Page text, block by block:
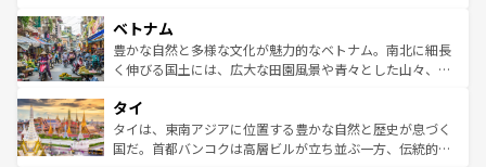
参照してほしい。
容にもいいと評判のスイーツなど、バラエティ豊かな料理
が味わえる。 なお、新着の台湾情報は コンテンツ一覧を参
照してほしい。
き、地方に足を延ばせば四季折々の自然美を楽しむことが
できる。そして、キムチや焼肉、絶品のストリートフード
まで、さまざまな韓国料理が待っている。夜には、韓国な
リティに包まれながら、韓国の多彩な魅力を心ゆくまで味
わってみてほしい。 なお、新着の韓国情報はコンテンツ一
覧を参照してほしい。
ベトナム
豊かな自然と多様な文化が魅力的なベトナム。南北に細長
く伸びる国土には、広大な田園風景や青々とした山々、世
急速な発展と共に伝統が息づく。ハノイの古い町並みやホ
ーチミン市のフランス統治時代の建物も、独特の雰囲気を
醸し出している。また、バラエティの豊かさとおいしさで
タイ
タイは、東南アジアに位置する豊かな自然と歴史が息づく
国だ。首都バンコクは高層ビルが立ち並ぶ一方、伝統的な